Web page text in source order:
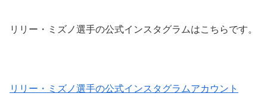
リリー・ミズノ選手の公式インスタグラムはこちらです。
リリー・ミズノ選手の公式インスタグラムアカウント